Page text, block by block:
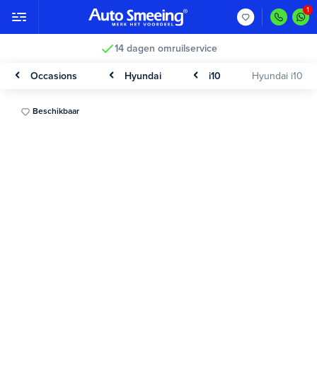
14 dagen omruilservice
Occasions Hyundai i10 Hyundai i10
Beschikbaar